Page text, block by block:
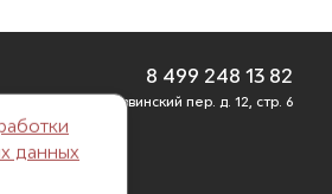
данных
8 499 248 13 82
г. Москва, Б. Саввинский пер. д. 12, стр. 6